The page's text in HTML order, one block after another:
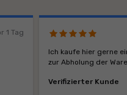
1 Tag
Ich kaufe hier gerne
zur Abholung der
Verifizierter Kunde